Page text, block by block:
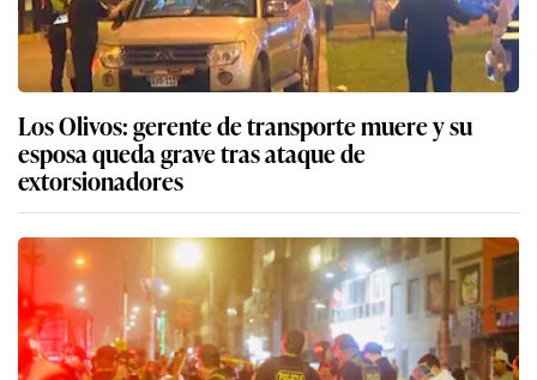
Los Olivos: gerente de transporte muere y su
esposa queda grave tras ataque de
extorsionadores